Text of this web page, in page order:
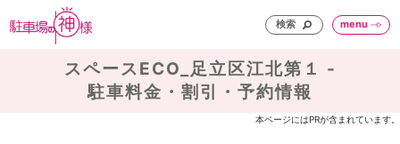
検索 menu
スペースECO_足立区江北第１ -
駐車料金・割引・予約情報
本ページにはPRが含まれています。